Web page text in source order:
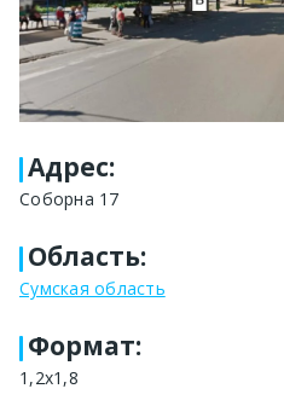
Адрес:
Соборна 17
Область:
Сумская область
Формат:
1,2х1,8